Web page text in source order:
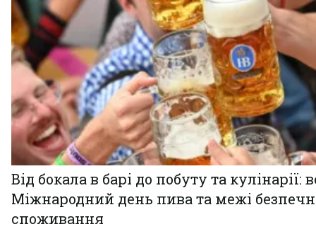
Від бокала в барі до побуту та кулінарії:
Міжнародний день пива та межі
споживання